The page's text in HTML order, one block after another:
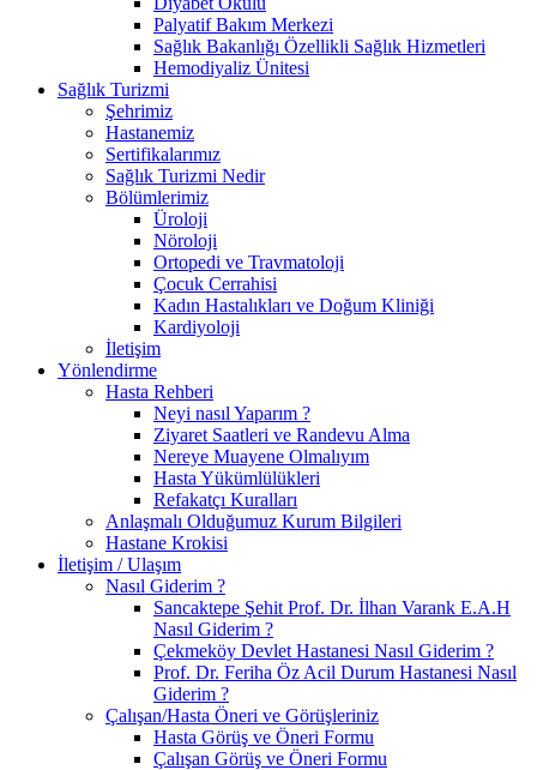
Palyatif Bakım Merkezi
Sağlık Bakanlığı Özellikli Sağlık Hizmetleri
Hemodiyaliz Ünitesi
Sağlık Turizmi
Şehrimiz
Hastanemiz
Sertifikalarımız
Sağlık Turizmi Nedir
Bölümlerimiz
Üroloji
Nöroloji
Ortopedi ve Travmatoloji
Çocuk Cerrahisi
Kadın Hastalıkları ve Doğum Kliniği
Kardiyoloji
İletişim
Yönlendirme
Hasta Rehberi
Neyi nasıl Yaparım ?
Ziyaret Saatleri ve Randevu Alma
Nereye Muayene Olmalıyım
Hasta Yükümlülükleri
Refakatçı Kuralları
Anlaşmalı Olduğumuz Kurum Bilgileri
Hastane Krokisi
İletişim / Ulaşım
Nasıl Giderim ?
Sancaktepe Şehit Prof. Dr. İlhan Varank E.A.H
Nasıl Giderim ?
Çekmeköy Devlet Hastanesi Nasıl Giderim ?
Prof. Dr. Feriha Öz Acil Durum Hastanesi Nasıl
Giderim ?
Çalışan/Hasta Öneri ve Görüşleriniz
Hasta Görüş ve Öneri Formu
Çalışan Görüş ve Öneri Formu